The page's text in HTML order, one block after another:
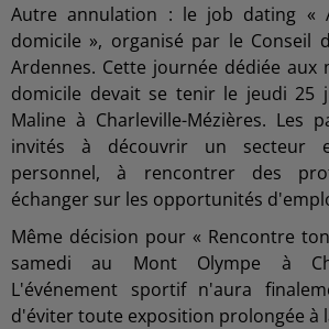
Autre annulation : le job dating «
domicile », organisé par le Conseil
Ardennes. Cette journée dédiée aux
domicile devait se tenir le jeudi 25
Maline à Charleville-Mézières. Les
invités à découvrir un secteur
personnel, à rencontrer des
échanger sur les opportunités
Même décision pour « Rencontre
samedi au Mont Olympe à
L'événement sportif n'aura
d'éviter toute exposition prolongée à